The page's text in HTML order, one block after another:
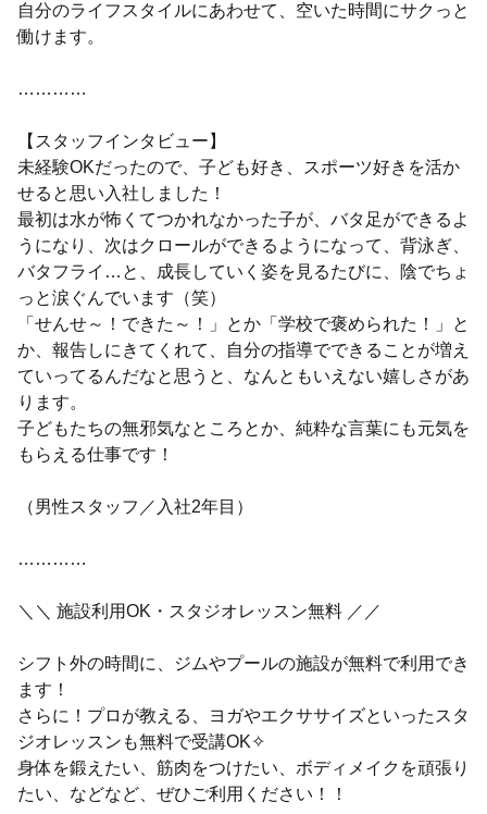
自分のライフスタイルにあわせて、空いた時間にサクっと
働けます。
…………
【スタッフインタビュー】
未経験OKだったので、子ども好き、スポーツ好きを活か
せると思い入社しました！
最初は水が怖くてつかれなかった子が、バタ足ができるよ
うになり、次はクロールができるようになって、背泳ぎ、
バタフライ…と、成長していく姿を見るたびに、陰でちょ
っと涙ぐんでいます（笑）
「せんせ～！できた～！」とか「学校で褒められた！」と
か、報告しにきてくれて、自分の指導でできることが増え
ていってるんだなと思うと、なんともいえない嬉しさがあ
ります。
子どもたちの無邪気なところとか、純粋な言葉にも元気を
もらえる仕事です！
（男性スタッフ／入社2年目）
…………
＼＼ 施設利用OK・スタジオレッスン無料 ／／
シフト外の時間に、ジムやプールの施設が無料で利用でき
ます！
さらに！プロが教える、ヨガやエクササイズといったスタ
ジオレッスンも無料で受講OK✧
身体を鍛えたい、筋肉をつけたい、ボディメイクを頑張り
たい、などなど、ぜひご利用ください！！